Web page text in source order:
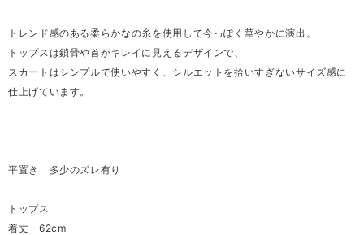
トレンド感のある柔らかなの糸を使用して今っぽく華やかに演出。
トップスは鎖骨や首がキレイに見えるデザインで、
スカートはシンプルで使いやすく、シルエットを拾いすぎないサイズ感に
仕上げています。
平置き 多少のズレ有り
トップス
着丈 62cm